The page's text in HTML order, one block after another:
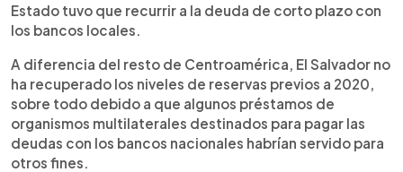
Estado tuvo que recurrir a la deuda de corto plazo con
los bancos locales.
A diferencia del resto de Centroamérica, El Salvador no
ha recuperado los niveles de reservas previos a 2020,
sobre todo debido a que algunos préstamos de
organismos multilaterales destinados para pagar las
deudas con los bancos nacionales habrían servido para
otros fines.